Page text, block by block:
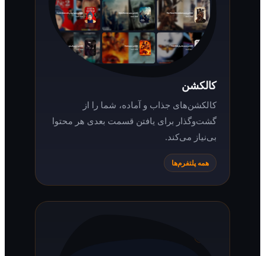
کالکشن‌های جذاب و آماده، شما را از
گشت‌وگذار برای یافتن قسمت بعدی هر محتوا
بی‌نیاز می‌کند.
همه پلتفرم‌ها